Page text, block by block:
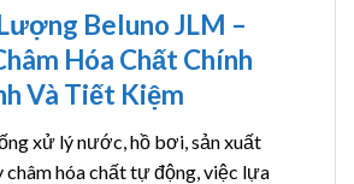
Beluno JLM –
Hóa Chất Chính
Và Tiết Kiệm
xử lý nước, hồ bơi, sản xuất
châm hóa chất tự động, việc lựa